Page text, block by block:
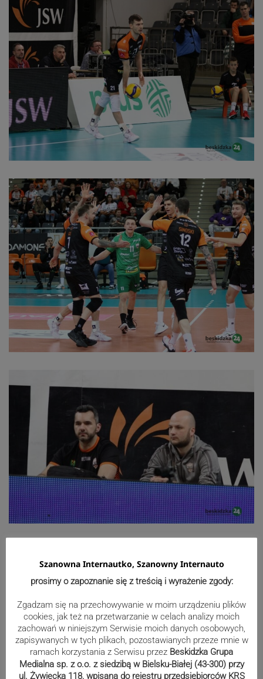
Szanowna Internautko, Szanowny Internauto
prosimy o zapoznanie się z treścią i wyrażenie zgody:
Zgadzam się na przechowywanie w moim urządzeniu plików
cookies, jak też na przetwarzanie w celach analizy moich
zachowań w niniejszym Serwisie moich danych osobowych,
zapisywanych w tych plikach, pozostawianych przeze mnie w
ramach korzystania z Serwisu przez Beskidzka Grupa
Medialna sp. z o.o. z siedzibą w Bielsku-Białej (43-300) przy
ul. Żywiecka 118, wpisana do rejestru przedsiębiorców KRS